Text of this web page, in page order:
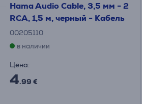
Hama Audio Cable, 3,5 мм - 2
RCA, 1,5 м, черный - Кабель
00205110
в наличии
Цена:
4.99 €